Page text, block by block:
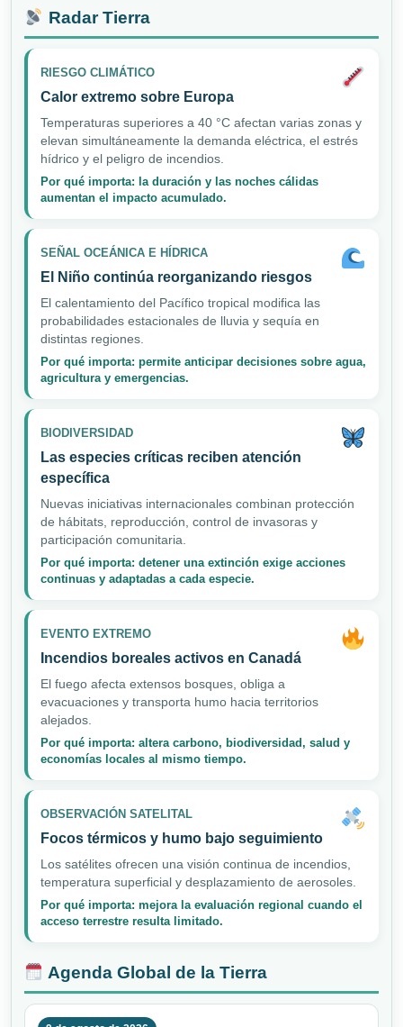
Radar Tierra
RIESGO CLIMÁTICO
Calor extremo sobre Europa
Temperaturas superiores a 40 °C afectan varias zonas y
elevan simultáneamente la demanda eléctrica, el estrés
hídrico y el peligro de incendios.
Por qué importa: la duración y las noches cálidas
aumentan el impacto acumulado.
SEÑAL OCEÁNICA E HÍDRICA
El Niño continúa reorganizando riesgos
El calentamiento del Pacífico tropical modifica las
probabilidades estacionales de lluvia y sequía en
distintas regiones.
Por qué importa: permite anticipar decisiones sobre agua,
agricultura y emergencias.
BIODIVERSIDAD
Las especies críticas reciben atención
específica
Nuevas iniciativas internacionales combinan protección
de hábitats, reproducción, control de invasoras y
participación comunitaria.
Por qué importa: detener una extinción exige acciones
continuas y adaptadas a cada especie.
EVENTO EXTREMO
Incendios boreales activos en Canadá
El fuego afecta extensos bosques, obliga a
evacuaciones y transporta humo hacia territorios
alejados.
Por qué importa: altera carbono, biodiversidad, salud y
economías locales al mismo tiempo.
OBSERVACIÓN SATELITAL
Focos térmicos y humo bajo seguimiento
Los satélites ofrecen una visión continua de incendios,
temperatura superficial y desplazamiento de aerosoles.
Por qué importa: mejora la evaluación regional cuando el
acceso terrestre resulta limitado.
Agenda Global de la Tierra